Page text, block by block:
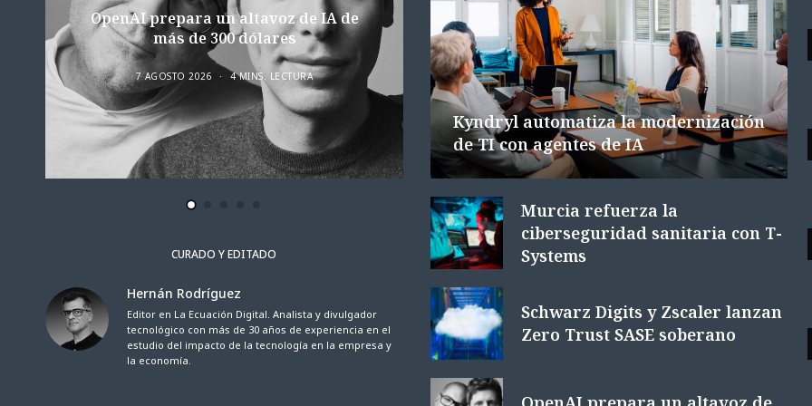
OpenAI prepara un altavoz de IA de
más de 300 dólares
7 AGOSTO 2026 4 MINS. LECTURA
Las tecnológicas europeas facturan
la integración de la IA
6 AGOSTO 2026 6 MINS. LECTURA
CURADO Y EDITADO
Hernán Rodríguez
Editor en La Ecuación Digital. Analista y divulgador
tecnológico con más de 30 años de experiencia en el
estudio del impacto de la tecnología en la empresa y
la economía.
Kyndryl automatiza la modernización
de TI con agentes de IA
Murcia refuerza la
ciberseguridad sanitaria con T-
Systems
Schwarz Digits y Zscaler lanzan
Zero Trust SASE soberano